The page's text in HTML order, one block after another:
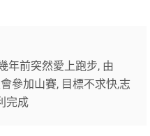
年前突然愛上跑步, 由
參加山賽, 目標不求快,志
完成